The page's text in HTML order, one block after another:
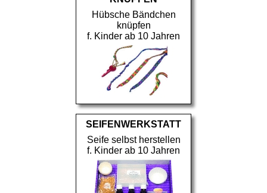
Hübsche Bändchen
knüpfen
f. Kinder ab 10 Jahren
SEIFENWERKSTATT
Seife selbst herstellen
f. Kinder ab 10 Jahren